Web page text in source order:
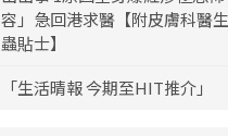
容」急回港求醫【附皮膚科醫
蟲貼士】
「生活晴報 今期至HIT推介」